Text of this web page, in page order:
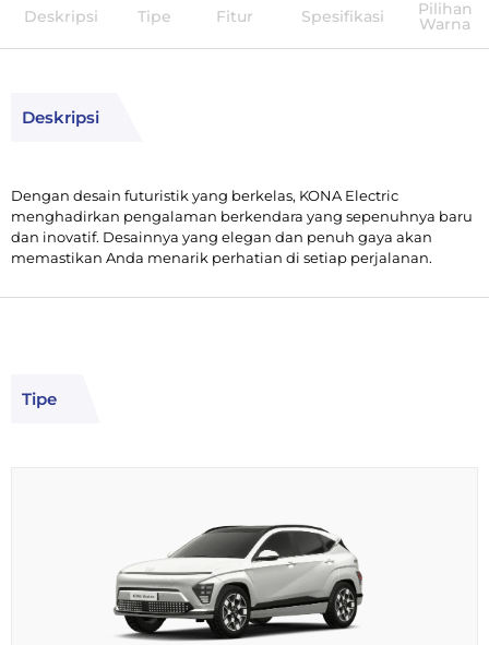
Deskripsi Tipe Fitur Spesifikasi Pilihan
Warna
Deskripsi
Dengan desain futuristik yang berkelas, KONA Electric
menghadirkan pengalaman berkendara yang sepenuhnya baru
dan inovatif. Desainnya yang elegan dan penuh gaya akan
memastikan Anda menarik perhatian di setiap perjalanan.
Tipe